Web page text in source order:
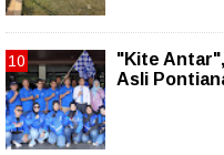
"Kite
Asli